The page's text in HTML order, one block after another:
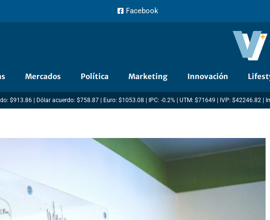
Facebook
Mercados Política Marketing Innovación
$913.86 | Dólar acuerdo: $758.87 | Euro: $1053.08 | IPC: -0.2% | UTM: $71649 | IVP: $42246.82 |